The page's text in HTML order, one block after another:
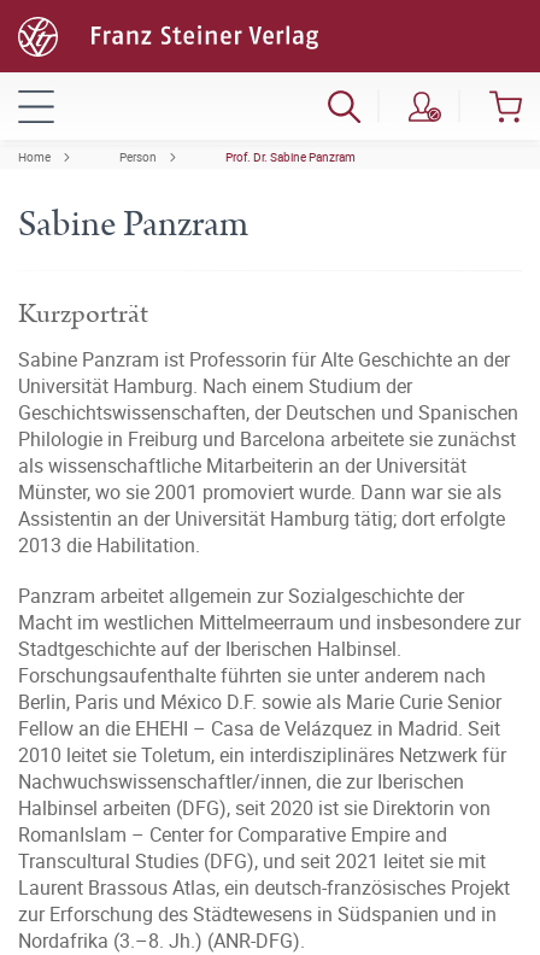
Home Person Prof. Dr. Sabine Panzram
Sabine Panzram
Kurzporträt
Sabine Panzram ist Professorin für Alte Geschichte an der
Universität Hamburg. Nach einem Studium der
Geschichtswissenschaften, der Deutschen und Spanischen
Philologie in Freiburg und Barcelona arbeitete sie zunächst
als wissenschaftliche Mitarbeiterin an der Universität
Münster, wo sie 2001 promoviert wurde. Dann war sie als
Assistentin an der Universität Hamburg tätig; dort erfolgte
2013 die Habilitation.
Panzram arbeitet allgemein zur Sozialgeschichte der
Macht im westlichen Mittelmeerraum und insbesondere zur
Stadtgeschichte auf der Iberischen Halbinsel.
Forschungsaufenthalte führten sie unter anderem nach
Berlin, Paris und México D.F. sowie als Marie Curie Senior
Fellow an die EHEHI – Casa de Velázquez in Madrid. Seit
2010 leitet sie Toletum, ein interdisziplinäres Netzwerk für
Nachwuchswissenschaftler/innen, die zur Iberischen
Halbinsel arbeiten (DFG), seit 2020 ist sie Direktorin von
RomanIslam – Center for Comparative Empire and
Transcultural Studies (DFG), und seit 2021 leitet sie mit
Laurent Brassous Atlas, ein deutsch-französisches Projekt
zur Erforschung des Städtewesens in Südspanien und in
Nordafrika (3.–8. Jh.) (ANR-DFG).